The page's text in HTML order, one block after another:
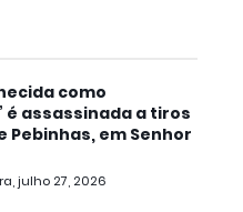
como
é assassinada a tiros
Pebinhas, em Senhor
julho 27, 2026